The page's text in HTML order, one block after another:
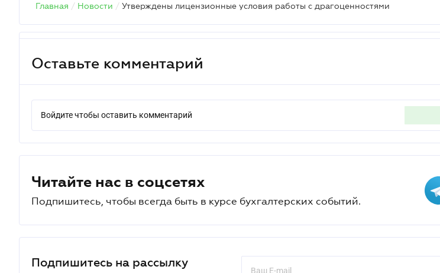
Главная / Новости / Утверждены лицензионные условия работы с драгоценностями
Оставьте комментарий
Войдите чтобы оставить комментарий
Читайте нас в соцсетях
Подпишитесь, чтобы всегда быть в курсе бухгалтерских событий.
Подпишитесь на рассылку